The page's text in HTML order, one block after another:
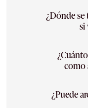
¿Dónde se
si
En Girona
Instrucción,
juicios por
como
Los
procedimiento,
¿Puede